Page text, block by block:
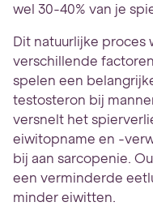
wel 30-40% van je
Dit natuurlijke
verschillende
spelen een
testosteron bij
versnelt het
eiwitopname en -
bij aan sarcopenie.
een verminderde
minder eiwitten.